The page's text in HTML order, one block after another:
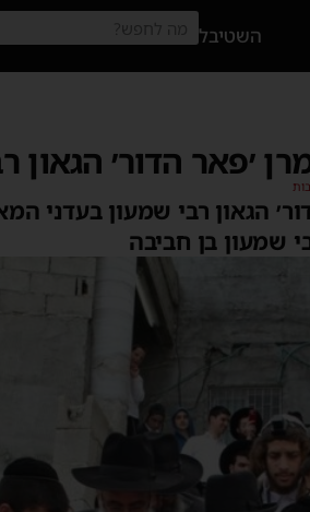
השטיבל
׳פאר הדור׳ הגאון
הגאון רבי שמעון בעדני
שמעון בן חביבה